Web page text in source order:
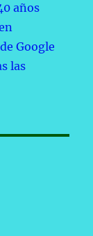
años
Google
las